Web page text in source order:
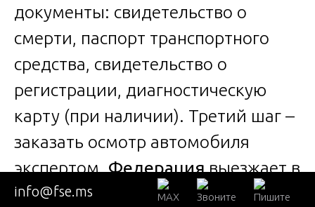
документы: свидетельство о
смерти, паспорт транспортного
средства, свидетельство о
регистрации, диагностическую
карту (при наличии). Третий шаг –
заказать осмотр автомобиля
экспертом.Федерациявыезжает в
любой район в течение 24 часов.
info@fse.ms